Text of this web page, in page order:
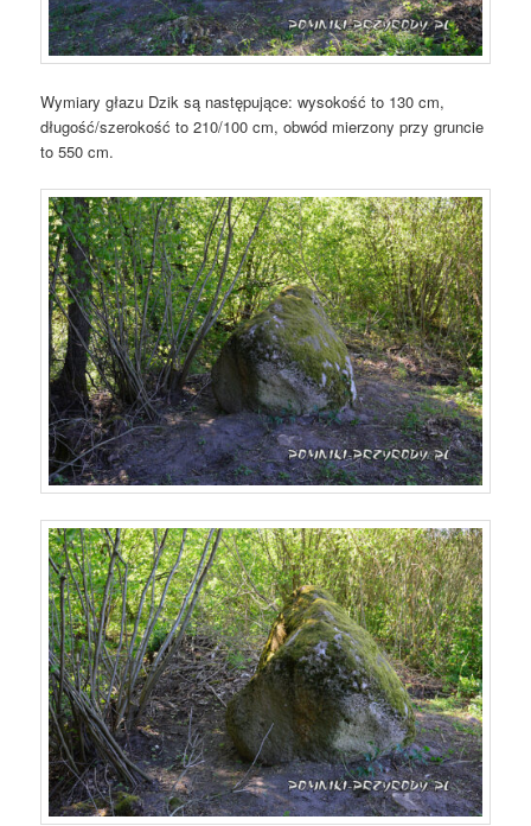
Wymiary głazu Dzik są następujące: wysokość to 130 cm,
długość/szerokość to 210/100 cm, obwód mierzony przy gruncie
to 550 cm.